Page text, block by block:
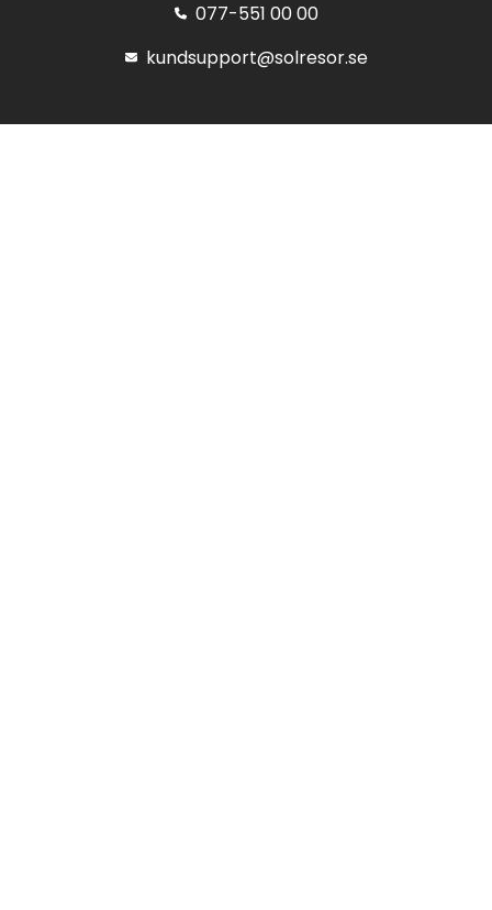
077-551 00 00
kundsupport@solresor.se